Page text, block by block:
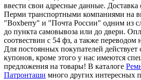
ввести свои адресные данные. Доставка
Перми транспортными компаниями на
"Boxberry" и "Почта России" одним из
до пункта самовывоза или до двери.
соотвествии с 54 фз, а также переводом
Для постоянных покупателей действует
купонов, кроме этого у нас имеются
предложения на товары! В каталоге
Патронташи много других интересных